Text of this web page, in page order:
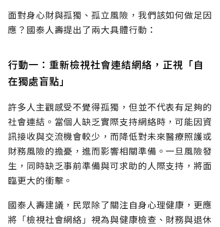
面對身心財與孤獨、孤立風險，我們該如何做足因
應？國泰人壽提出了兩大具體行動：
行動一：重新檢視社會連結網絡，正視「自
在獨處盲點」
許多人主觀感受不覺得孤獨，但並不代表有足夠的
社會連結。當個人缺乏實際支持網絡時，可能因資
訊接收與交流機會較少，而降低對未來醫療照護或
財務風險的擔憂，進而影響相關準備。一旦風險發
生，同時缺乏事前準備與可求助的人際支持，將面
臨更大的衝擊。
國泰人壽建議，民眾除了關注自身心理健康，更應
將「檢視社會網絡」視為與健康檢查、財務與退休